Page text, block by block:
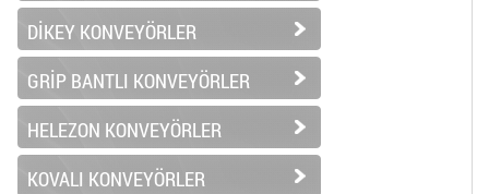
DİKEY KONVEYÖRLER
GRİP BANTLI KONVEYÖRLER
HELEZON KONVEYÖRLER
KOVALI KONVEYÖRLER